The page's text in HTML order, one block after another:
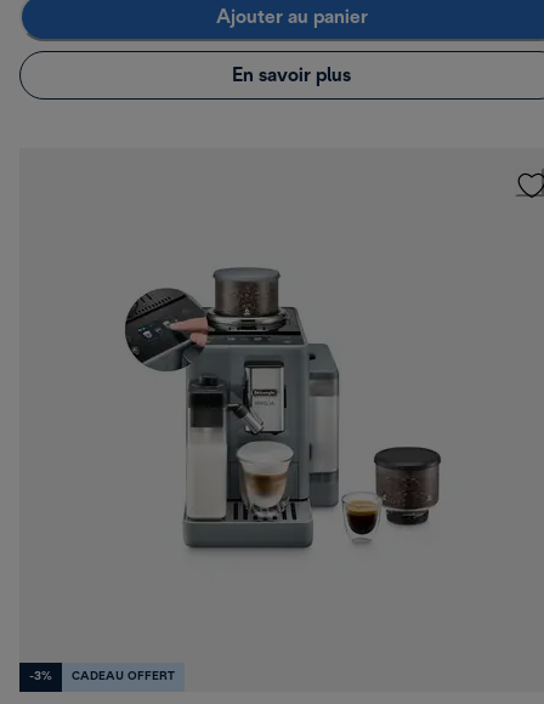
Ajouter au panier
En savoir plus
-3% CADEAU OFFERT